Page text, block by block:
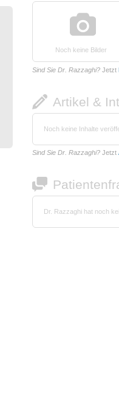
Noch keine Bilder
Sind Sie Dr. Razzaghi? Jetzt
Artikel &
Noch keine Inhalte
Sind Sie Dr. Razzaghi? Jetzt
Dr. Razzaghi hat noch